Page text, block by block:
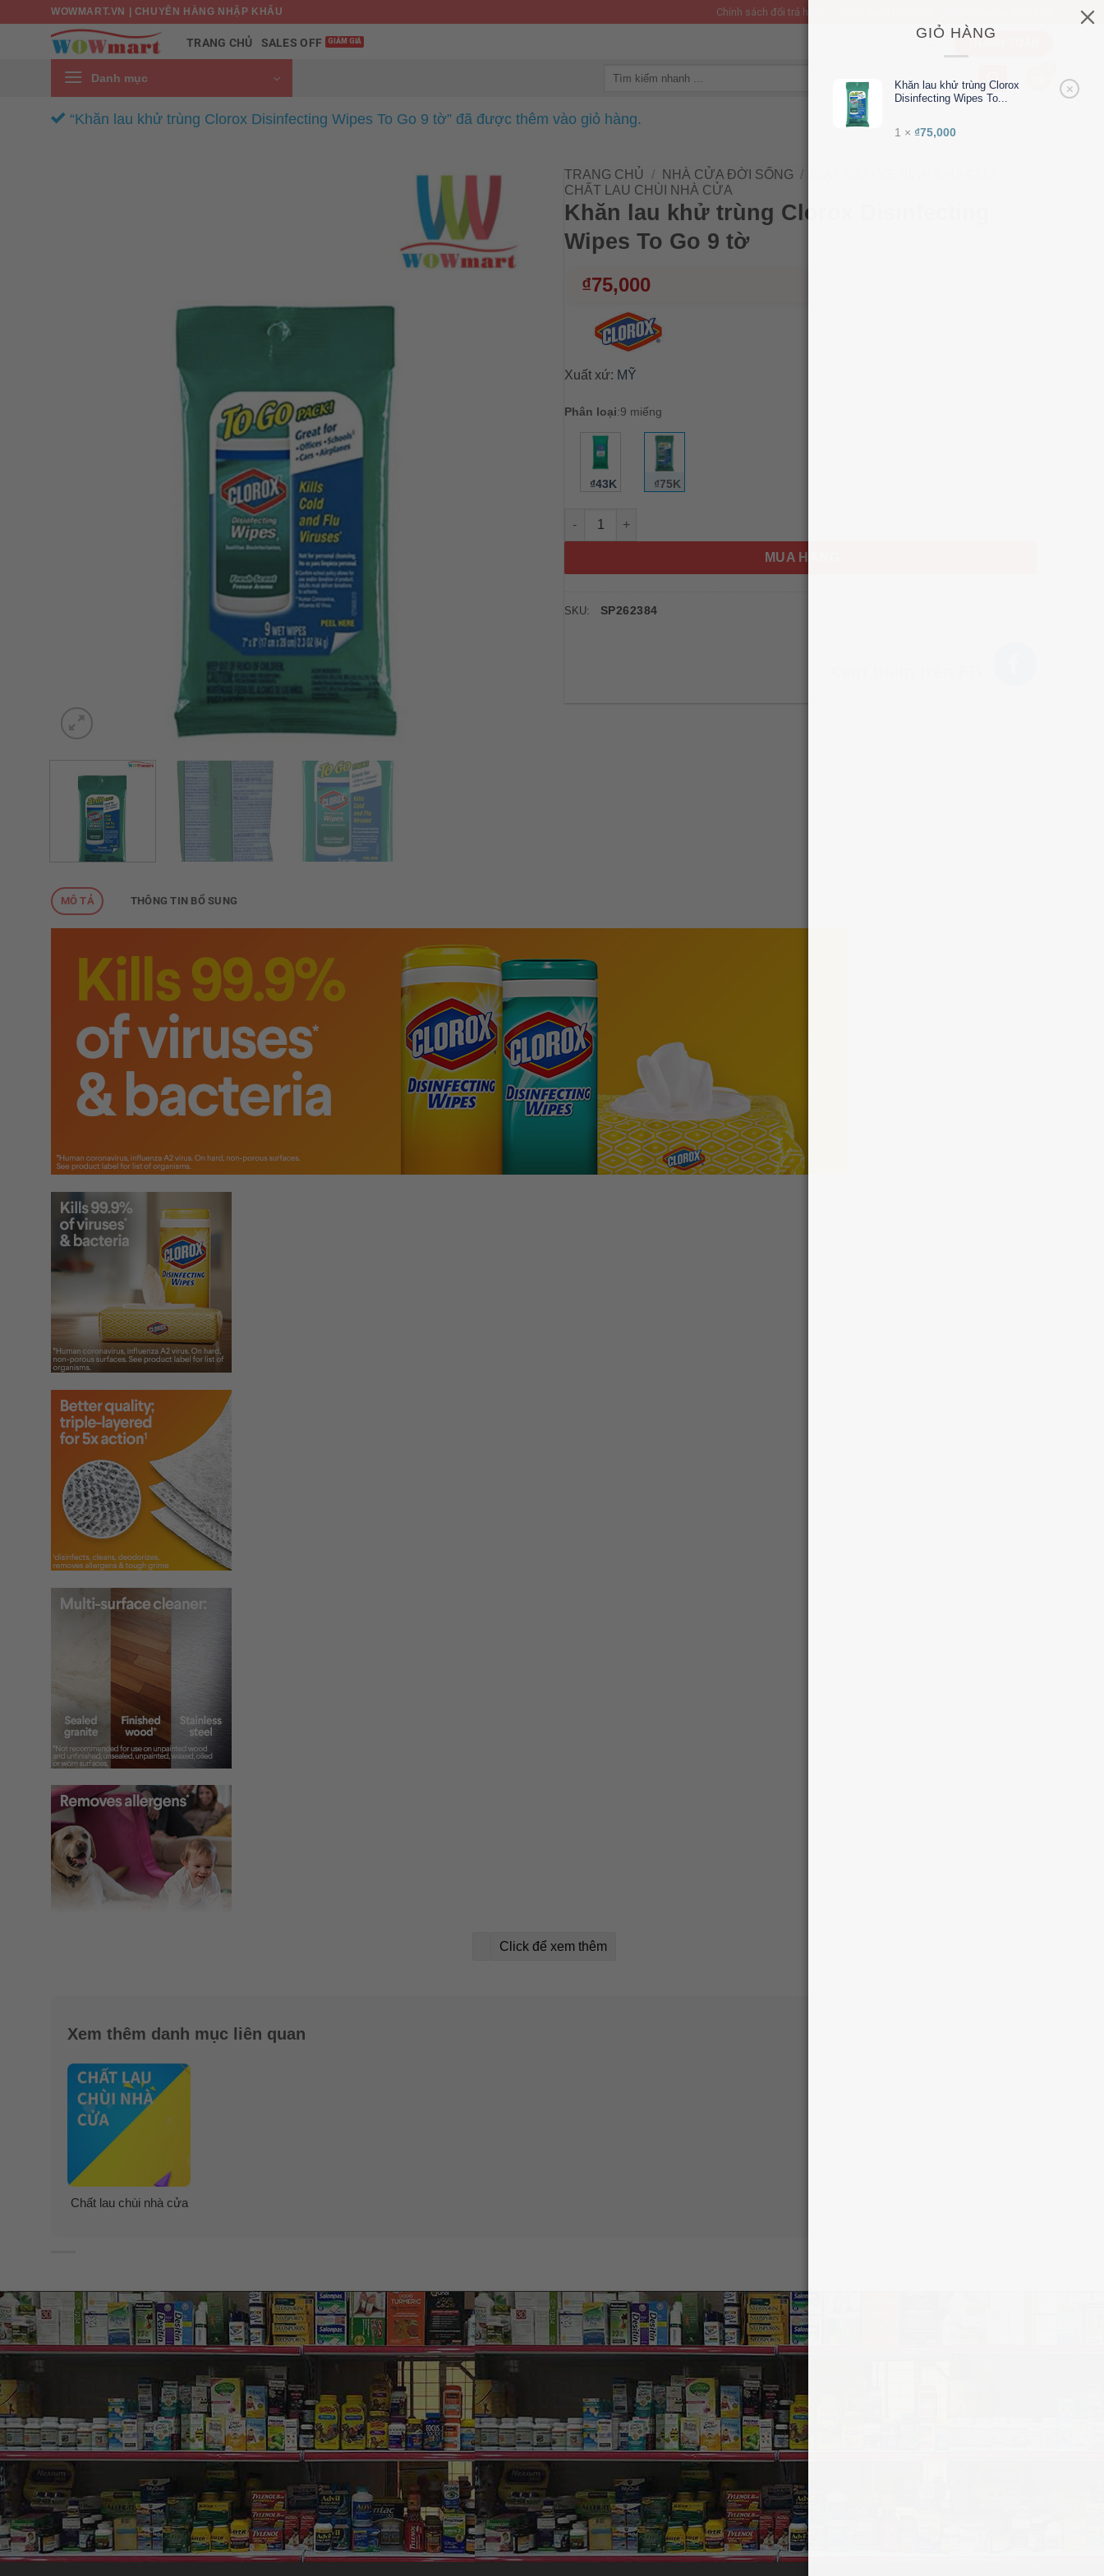
GIỎ HÀNG
×
Khăn lau khử trùng Clorox
Disinfecting Wipes To...
1 × ₫75,000
WOWMART.VN | CHUYÊN HÀNG NHẬP KHẨU Chính sách đổi trả hàng
TRANG CHỦ SALES OFF
Danh mục
“Khăn lau khử trùng Clorox Disinfecting Wipes To Go 9 tờ” đã được thêm vào giỏ hàng.
TRANG CHỦ / NHÀ CỬA ĐỜI SỐNG /
CHẤT LAU CHÙI NHÀ CỬA
Khăn lau khử trùng Clorox Disinfecting
Wipes To Go 9 tờ
₫75,000
Xuất xứ: MỸ
Phân loại:9 miếng
₫43K ₫75K
Khăn lau khử trùng Clorox Disinfecting Wipes To Go 9 tờ số lượng
MUA HÀNG
SKU: SP262384
MÔ TẢ THÔNG TIN BỔ SUNG
Click để xem thêm
Xem thêm danh mục liên quan
Chất lau chùi nhà cửa